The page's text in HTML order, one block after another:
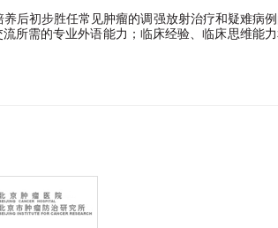
后初步胜任常见肿瘤的调强放射治疗和疑难病
所需的专业外语能力；临床经验、临床思维能